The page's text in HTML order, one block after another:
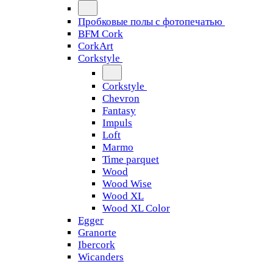
Пробковые полы с фотопечатью
BFM Cork
CorkArt
Corkstyle
Corkstyle
Chevron
Fantasy
Impuls
Loft
Marmo
Time parquet
Wood
Wood Wise
Wood XL
Wood XL Color
Egger
Granorte
Ibercork
Wicanders